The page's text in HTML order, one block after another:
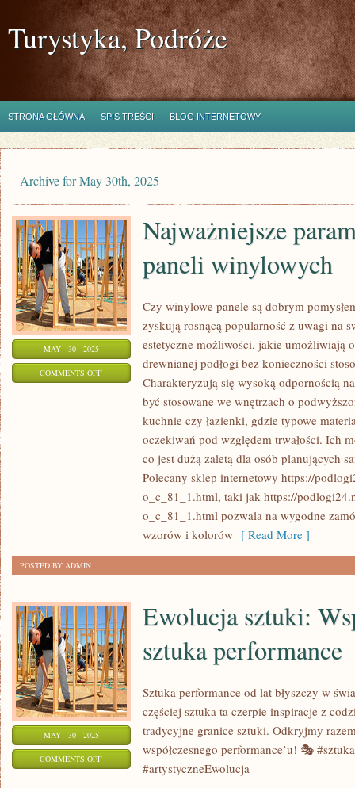
Turystyka, Podróże
STRONA GŁÓWNA SPIS TREŚCI BLOG INTERNETOWY
Archive for May 30th, 2025
MAY - 30 - 2025
COMMENTS OFFON
PARAMETRY
Najważniejsze
paneli winylowych
Czy winylowe panele są dobrym
zyskują rosnącą popularność z uwagi na
estetyczne możliwości, jakie umożliwiają
drewnianej podłogi bez konieczności
Charakteryzują się wysoką odpornością
być stosowane we wnętrzach o
kuchnie czy łazienki, gdzie typowe
oczekiwań pod względem trwałości. Ich
co jest dużą zaletą dla osób planujących
Polecany sklep internetowy https://
o_c_81_1.html, taki jak https://
o_c_81_1.html pozwala na wygodne
wzorów i kolorów [ Read More ]
POSTED BY ADMIN
MAY - 30 - 2025
COMMENTS OFFON
Ewolucja sztuki:
sztuka performance
Sztuka performance od lat błyszczy w
częściej sztuka ta czerpie inspiracje z
tradycyjne granice sztuki. Odkryjmy
współczesnego performance’u! 🎭
#artystyczneEwolucja